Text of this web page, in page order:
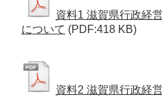
資料1 滋賀県行政経
について (PDF:418 KB)
資料2 滋賀県行政経